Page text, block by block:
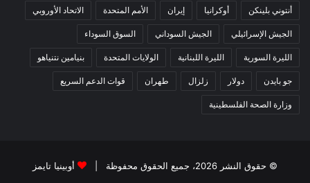
أنتوني بلينكن أوكرانيا إيران الأمم المتحدة الاتحاد الأوروبي
الجيش الإسرائيلي الجيش السوداني السوق السوداء
الليرة السورية الليرة اللبنانية الولايات المتحدة بنيامين نتنياهو
جو بايدن دولار زلزال طهران قوات الدعم السريع
وزارة الصحة الفلسطينية
© حقوق النشر 2026، جميع الحقوق محفوظة |
أوبينيا تايمز